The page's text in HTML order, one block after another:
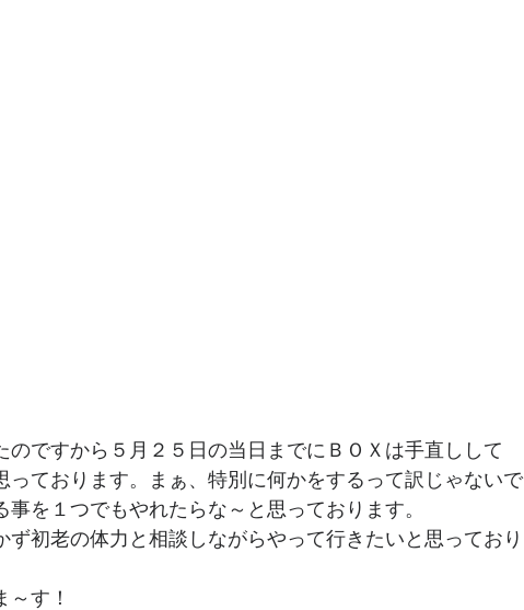
のですから５月２５日の当日までにＢＯＸは手直しして
っております。まぁ、特別に何かをするって訳じゃないで
を１つでもやれたらな～と思っております。
ず初老の体力と相談しながらやって行きたいと思っており
す！